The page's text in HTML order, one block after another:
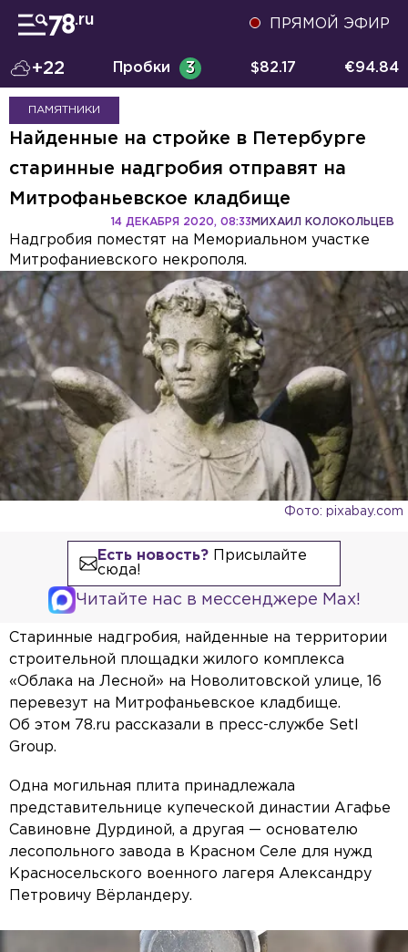
ПРЯМОЙ ЭФИР
+22 Пробки 3 $82.17 €94.84
ПАМЯТНИКИ
Найденные на стройке в Петербурге
старинные надгробия отправят на
Митрофаньевское кладбище
МИХАИЛ КОЛОКОЛЬЦЕВ
14 ДЕКАБРЯ 2020, 08:33
Надгробия поместят на Мемориальном участке
Митрофаниевского некрополя.
Фото: pixabay.com
Есть новость?Присылайте
сюда!
Читайте нас в мессенджере Max!
Старинные надгробия, найденные на территории
строительной площадки жилого комплекса
«Облака на Лесной» на Новолитовской улице, 16
перевезут на Митрофаньевское кладбище.
Об этом 78.ru рассказали в пресс-службе Setl
Group.
Одна могильная плита принадлежала
представительнице купеческой династии Агафье
Савиновне Дурдиной, а другая — основателю
лесопольного завода в Красном Селе для нужд
Красносельского военного лагеря Александру
Петровичу Вёрландеру.